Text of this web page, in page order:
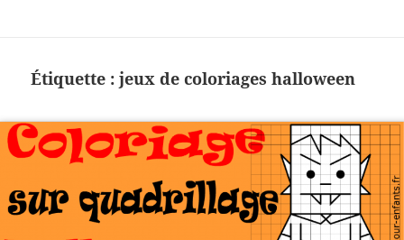
devinettes, pour enfants.
Étiquette :jeux de coloriages halloween